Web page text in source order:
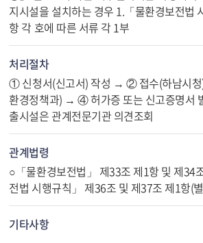
지시설을 설치하는 경우 1.「물환경보전법
항 각 호에 따른 서류 각 1부
처리절차
① 신청서(신고서) 작성 → ② 접수(하남시
환경정책과) → ④ 허가증 또는 신고증명서
출시설은 관계전문기관 의견조회
관계법령
○「물환경보전법」 제33조 제1항 및 제34
전법 시행규칙」 제36조 및 제37조 제1항(
기타사항